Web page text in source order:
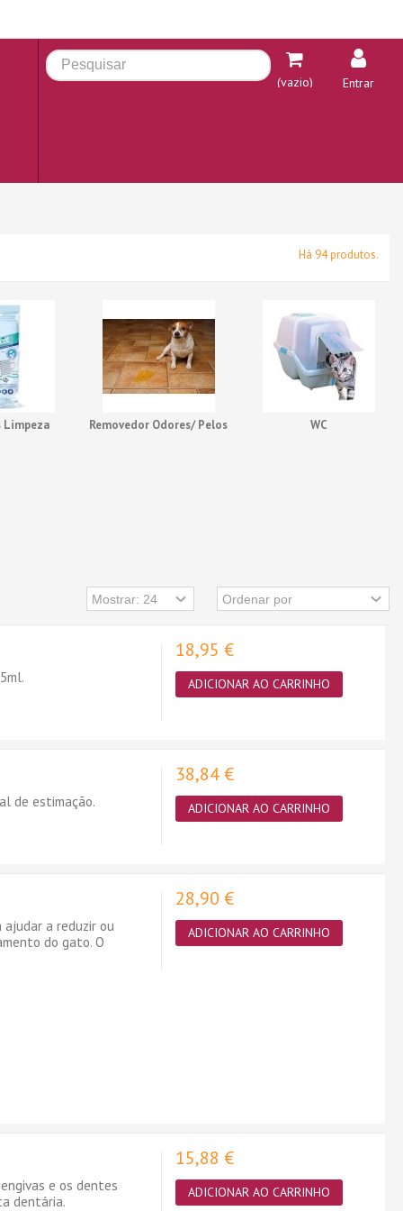
(vazio) Entrar
Há 94 produtos.
Limpeza Removedor Odores/ Pelos WC
18,95 €
ADICIONAR AO CARRINHO
de estimação.
38,84 €
ADICIONAR AO CARRINHO
a reduzir ou
do gato. O
28,90 €
ADICIONAR AO CARRINHO
e os dentes
dentária.
15,88 €
ADICIONAR AO CARRINHO